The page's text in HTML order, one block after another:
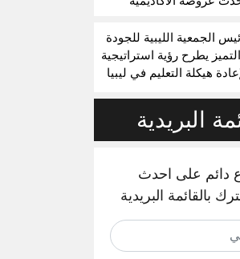
الجمعية الليبية للجودة
يطرح رؤية استراتيجية
هيكلة التعليم في ليبيا
البريدية
دائم على احدث
بالقائمة البريدية